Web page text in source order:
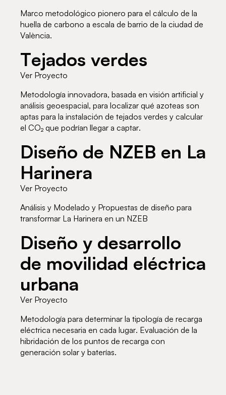
Marco metodológico pionero para el cálculo de la
huella de carbono a escala de barrio de la ciudad de
València.
Tejados verdes
Ver Proyecto
Metodología innovadora, basada en visión artificial y
análisis geoespacial, para localizar qué azoteas son
aptas para la instalación de tejados verdes y calcular
el CO₂ que podrían llegar a captar.
Diseño de NZEB en La
Harinera
Ver Proyecto
Análisis y Modelado y Propuestas de diseño para
transformar La Harinera en un NZEB
Diseño y desarrollo
de movilidad eléctrica
urbana
Ver Proyecto
Metodología para determinar la tipología de recarga
eléctrica necesaria en cada lugar. Evaluación de la
hibridación de los puntos de recarga con
generación solar y baterías.